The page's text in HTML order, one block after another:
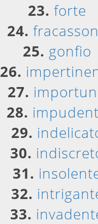
23. forte
24.
25. gonfio
26.
27.
28.
29.
30.
31.
32.
33.